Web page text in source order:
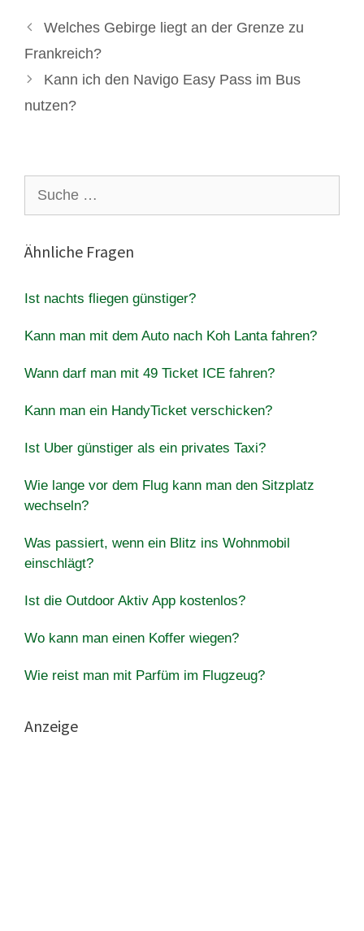
Welches Gebirge liegt an der Grenze zu
Frankreich?
Kann ich den Navigo Easy Pass im Bus
nutzen?
nach:
Ähnliche Fragen
Ist nachts fliegen günstiger?
Kann man mit dem Auto nach Koh Lanta fahren?
Wann darf man mit 49 Ticket ICE fahren?
Kann man ein HandyTicket verschicken?
Ist Uber günstiger als ein privates Taxi?
Wie lange vor dem Flug kann man den Sitzplatz
wechseln?
Was passiert, wenn ein Blitz ins Wohnmobil
einschlägt?
Ist die Outdoor Aktiv App kostenlos?
Wo kann man einen Koffer wiegen?
Wie reist man mit Parfüm im Flugzeug?
Anzeige